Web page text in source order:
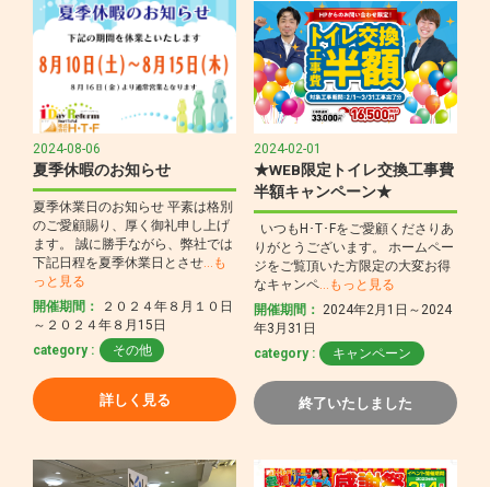
2024-08-06
夏季休暇のお知らせ
夏季休業日のお知らせ 平素は格別
のご愛顧賜り、厚く御礼申し上げ
ます。 誠に勝手ながら、弊社では
下記日程を夏季休業日とさせ…も
っと見る
開催期間：
２０２４年８月１０日
～２０２４年８月15日
category :
その他
詳しく見る
2024-02-01
★WEB限定トイレ交換工事費
半額キャンペーン★
いつもH･T･Fをご愛顧くださりあ
りがとうございます。 ホームペー
ジをご覧頂いた方限定の大変お得
なキャンペ…もっと見る
開催期間： 2024年2月1日～2024
年3月31日
category :
キャンペーン
終了いたしました